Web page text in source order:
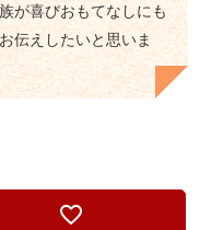
が喜びおもてなしにも
伝えしたいと思いま
favorite_border